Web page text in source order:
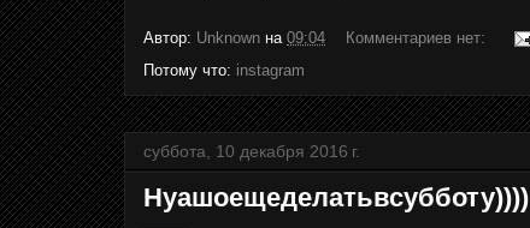
Автор: Unknown на 09:04
Комментариев нет:
Потому что: instagram
суббота, 10 декабря 2016 г.
Нуашоещеделатьвсубботу))))